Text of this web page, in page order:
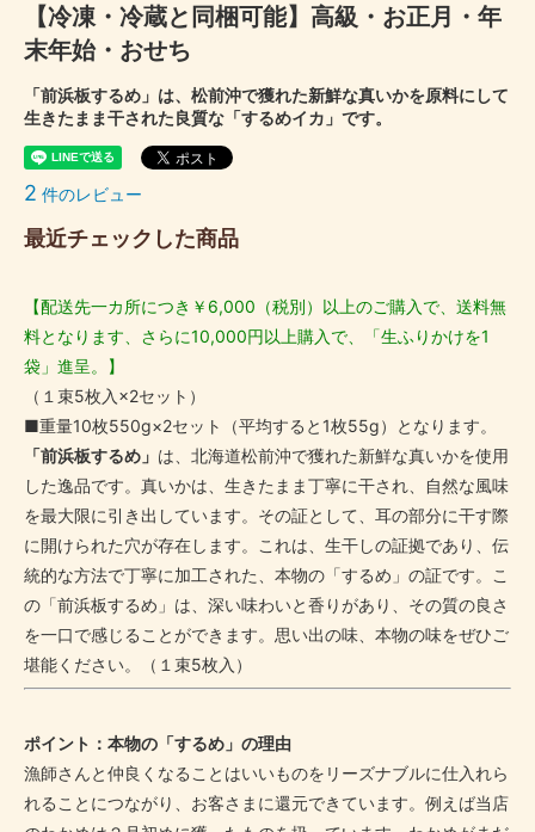
【冷凍・冷蔵と同梱可能】高級・お正月・年
末年始・おせち
「前浜板するめ」は、松前沖で獲れた新鮮な真いかを原料にして
生きたまま干された良質な「するめイカ」です。
2 件のレビュー
最近チェックした商品
【配送先一カ所につき￥6,000（税別）以上のご購入で、送料無
料となります、さらに10,000円以上購入で、「生ふりかけを1
袋」進呈。】
（１束5枚入×2セット）
■重量10枚550g×2セット（平均すると1枚55g）となります。
「前浜板するめ」 は、北海道松前沖で獲れた新鮮な真いかを使用
した逸品です。真いかは、生きたまま丁寧に干され、自然な風味
を最大限に引き出しています。その証として、耳の部分に干す際
に開けられた穴が存在します。これは、生干しの証拠であり、伝
統的な方法で丁寧に加工された、本物の「するめ」の証です。こ
の「前浜板するめ」は、深い味わいと香りがあり、その質の良さ
を一口で感じることができます。思い出の味、本物の味をぜひご
堪能ください。（１束5枚入）
ポイント：本物の「するめ」の理由
漁師さんと仲良くなることはいいものをリーズナブルに仕入れら
れることにつながり、お客さまに還元できています。例えば当店